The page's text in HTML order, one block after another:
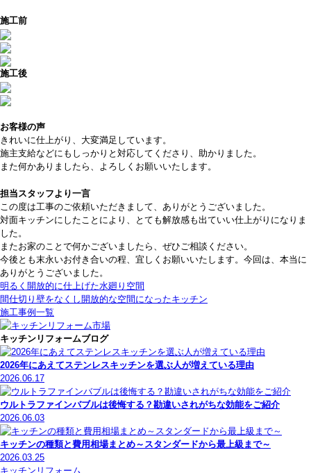
施工前
施工後
お客様の声
きれいに仕上がり、大変満足しています。
施主支給などにもしっかりと対応してくださり、助かりました。
また何かありましたら、よろしくお願いいたします。
担当スタッフより一言
この度は工事のご依頼いただきまして、ありがとうございました。
対面キッチンにしたことにより、とても解放感も出ていい仕上がりになりま
した。
またお家のことで何かございましたら、ぜひご相談ください。
今後とも末永いお付き合いの程、宜しくお願いいたします。今回は、本当に
ありがとうございました。
明るく開放的に仕上げた水廻り空間
間仕切り壁をなくし開放的な空間になったキッチン
施工事例一覧
キッチンリフォームブログ
2026年にあえてステンレスキッチンを選ぶ人が増えている理由
2026.06.17
ウルトラファインバブルは後悔する？勘違いされがちな効能をご紹介
2026.06.03
キッチンの種類と費用相場まとめ～スタンダードから最上級まで～
2026.03.25
キッチンリフォーム